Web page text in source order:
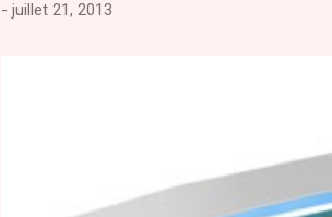
- juillet 21, 2013